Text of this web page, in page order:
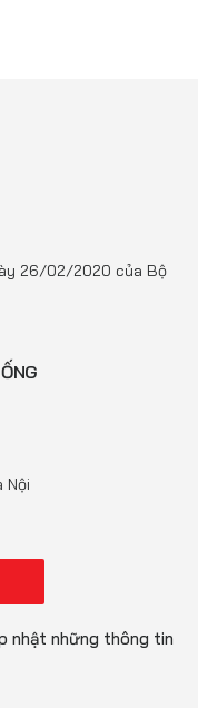
26/02/2020 của Bộ
Nội
nhật những thông tin